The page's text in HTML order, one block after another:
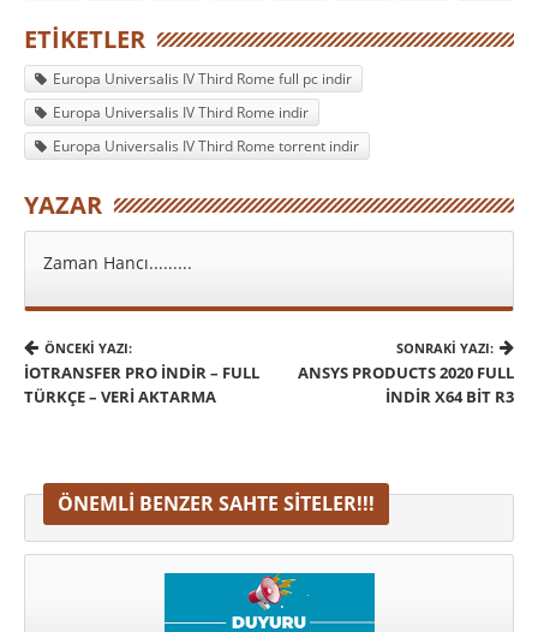
ETIKETLER
Europa Universalis IV Third Rome full pc indir
Europa Universalis IV Third Rome indir
Europa Universalis IV Third Rome torrent indir
YAZAR
Zaman Hancı.........
ÖNCEKI YAZI:
İOTRANSFER PRO İNDIR – FULL
TÜRKÇE – VERI AKTARMA
SONRAKI YAZI:
ANSYS PRODUCTS 2020 FULL
İNDIR X64 BIT R3
ÖNEMLI BENZER SAHTE SITELER!!!